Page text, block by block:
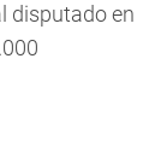
disputado en